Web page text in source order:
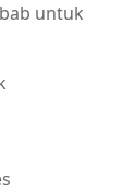
untuk